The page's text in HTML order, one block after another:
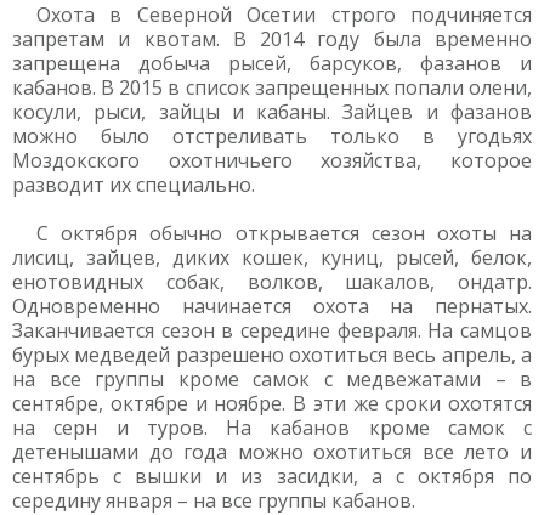
Охота в Северной Осетии строго подчиняется
запретам и квотам. В 2014 году была временно
запрещена добыча рысей, барсуков, фазанов и
кабанов. В 2015 в список запрещенных попали олени,
косули, рыси, зайцы и кабаны. Зайцев и фазанов
можно было отстреливать только в угодьях
Моздокского охотничьего хозяйства, которое
разводит их специально.
С октября обычно открывается сезон охоты на
лисиц, зайцев, диких кошек, куниц, рысей, белок,
енотовидных собак, волков, шакалов, ондатр.
Одновременно начинается охота на пернатых.
Заканчивается сезон в середине февраля. На самцов
бурых медведей разрешено охотиться весь апрель, а
на все группы кроме самок с медвежатами – в
сентябре, октябре и ноябре. В эти же сроки охотятся
на серн и туров. На кабанов кроме самок с
детенышами до года можно охотиться все лето и
сентябрь с вышки и из засидки, а с октября по
середину января – на все группы кабанов.